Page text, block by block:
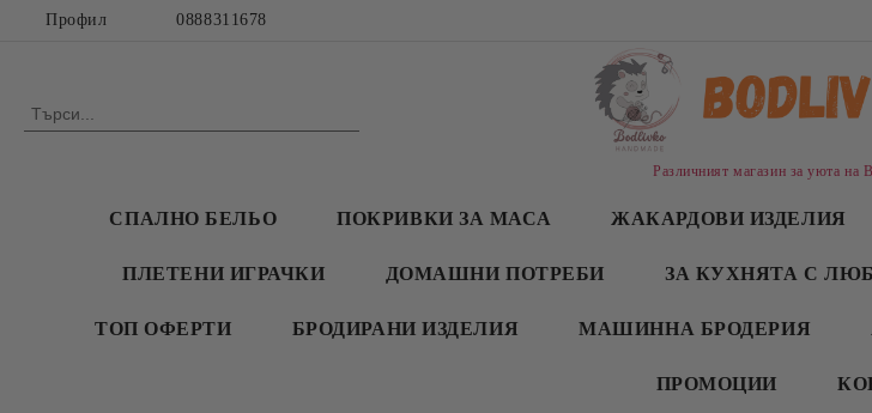
Профил 0888311678
Различният магазин за уюта на
СПАЛНО БЕЛЬО ПОКРИВКИ ЗА МАСА ЖАКАРДОВИ ИЗДЕЛИЯ
ПЛЕТЕНИ ИГРАЧКИ ДОМАШНИ ПОТРЕБИ ЗА КУХНЯТА С
ТОП ОФЕРТИ БРОДИРАНИ ИЗДЕЛИЯ МАШИННА БРОДЕРИЯ
ПРОМОЦИИ